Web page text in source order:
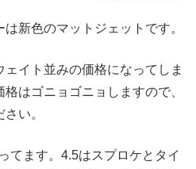
新色のマットジェットです。
イト並みの価格になってしま
はゴニョゴニョしますので、
い。
てます。4.5はスプロケとタイ